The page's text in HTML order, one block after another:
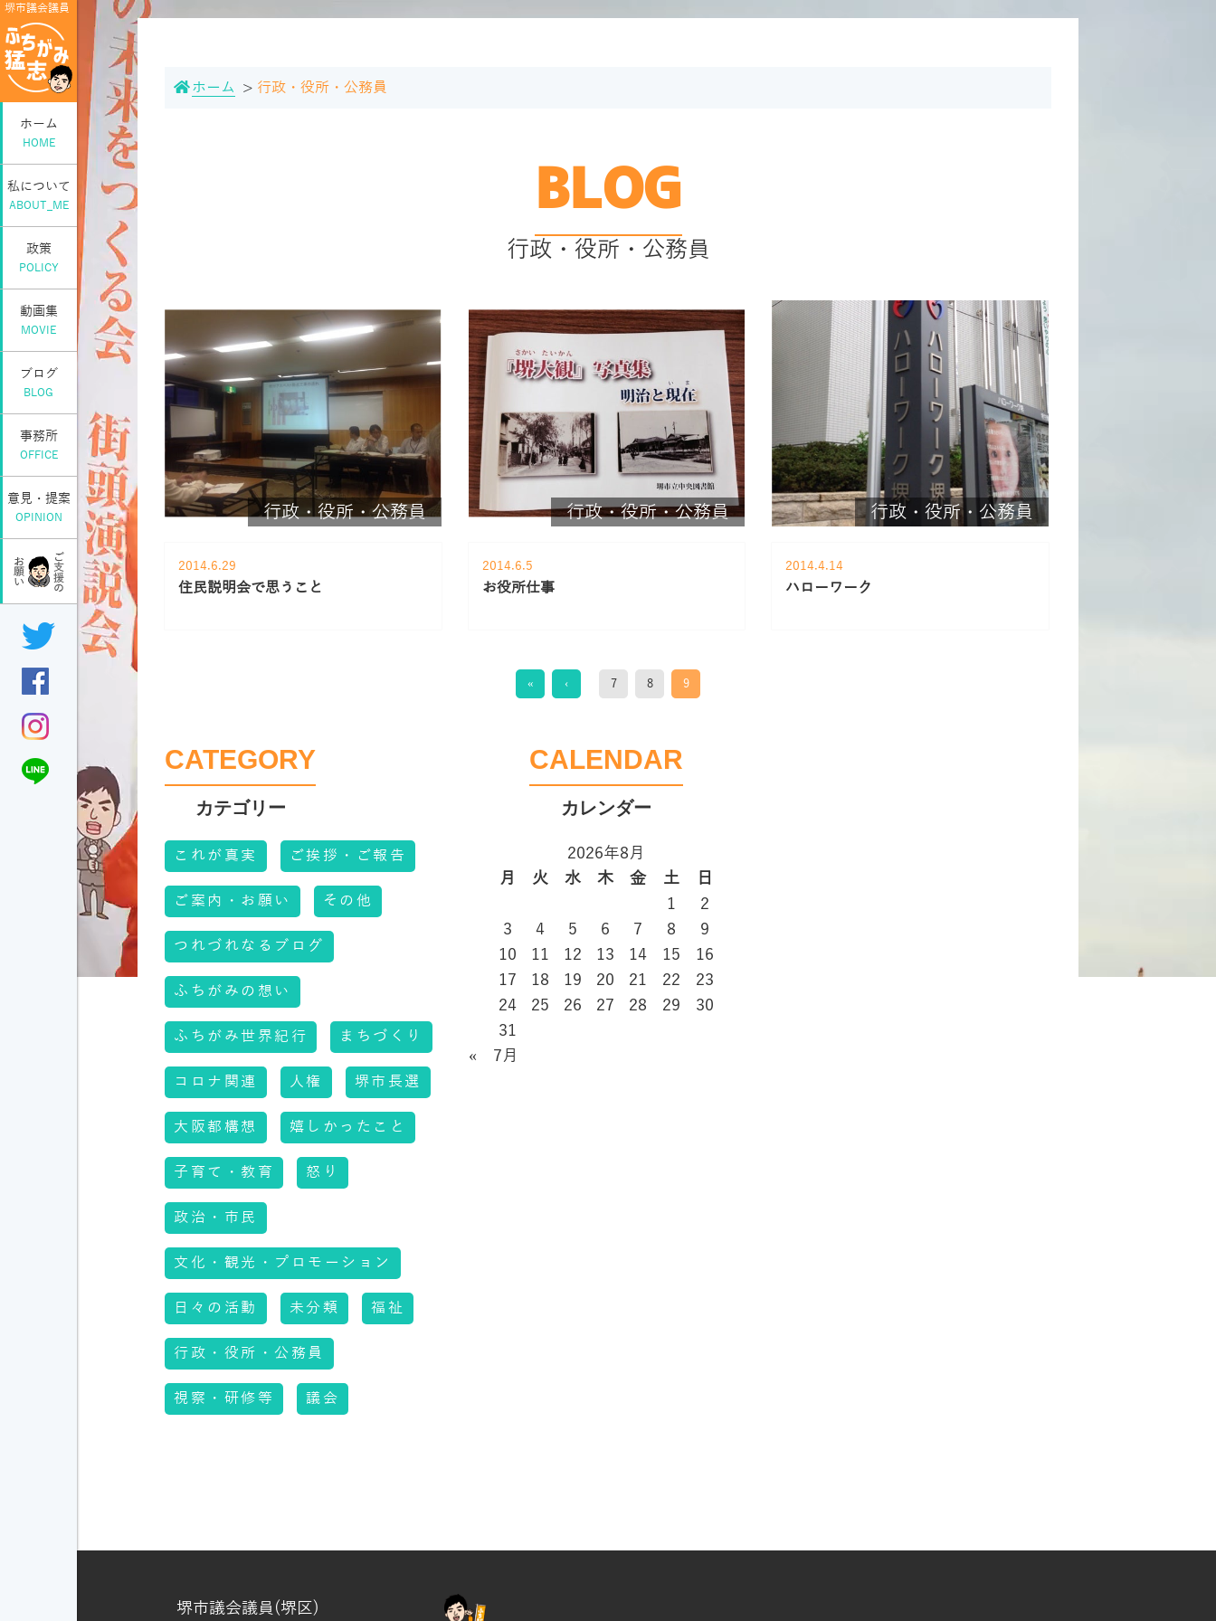
堺市議会議員
ホーム
HOME
私について
ABOUT_ME
政策
POLICY
動画集
MOVIE
ブログ
BLOG
事務所
OFFICE
意見・提案
OPINION
ホーム 行政・役所・公務員
BLOG
行政・役所・公務員
行政・役所・公務員
2014.6.29
住民説明会で思うこと
行政・役所・公務員
2014.6.5
お役所仕事
行政・役所・公務員
2014.4.14
ハローワーク
« ‹ 7 8 9
CATEGORY
これが真実 ご挨拶・ご報告
ご案内・お願い その他
つれづれなるブログ
ふちがみの想い
ふちがみ世界紀行 まちづくり
コロナ関連 人権 堺市長選
大阪都構想 嬉しかったこと
子育て・教育 怒り
政治・市民
文化・観光・プロモーション
日々の活動 未分類 福祉
行政・役所・公務員
視察・研修等 議会
CALENDAR
2026年8月
月
火 水 木 金 土
日
1
2
3
4 5 6 7 8
9
10
11 12 13 14 15
16
17
18 19 20 21 22
23
24
25 26 27 28 29
30
31
« 7月
堺市議会議員(堺区)